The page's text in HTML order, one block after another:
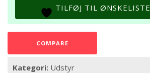
TILFØJ TIL ØNSKELISTE
COMPARE
Kategori: Udstyr